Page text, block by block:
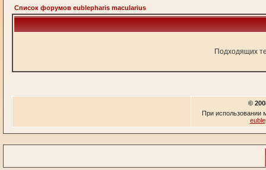
Список форумов eublepharis macularius
Подходящих
©
При использовании